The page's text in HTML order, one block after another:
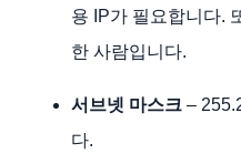
용 IP가 필요합니다.
한 사람입니다.
서브넷 마스크 –
다.